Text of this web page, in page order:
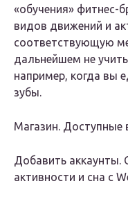
«обучения» фитнес-
видов движений и
соответствующую
дальнейшем не
например, когда вы
зубы.
Магазин. Доступные
Добавить аккаунты.
активности и сна с